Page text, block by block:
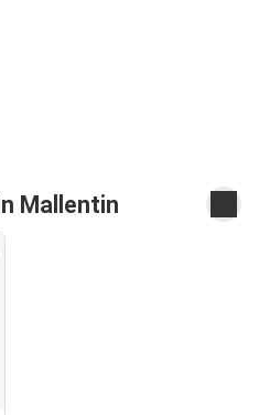
Mallentin